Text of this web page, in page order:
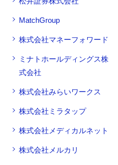
MatchGroup
株式会社マネーフォワード
ミナトホールディングス株
式会社
株式会社みらいワークス
株式会社ミラタップ
株式会社メディカルネット
株式会社メルカリ